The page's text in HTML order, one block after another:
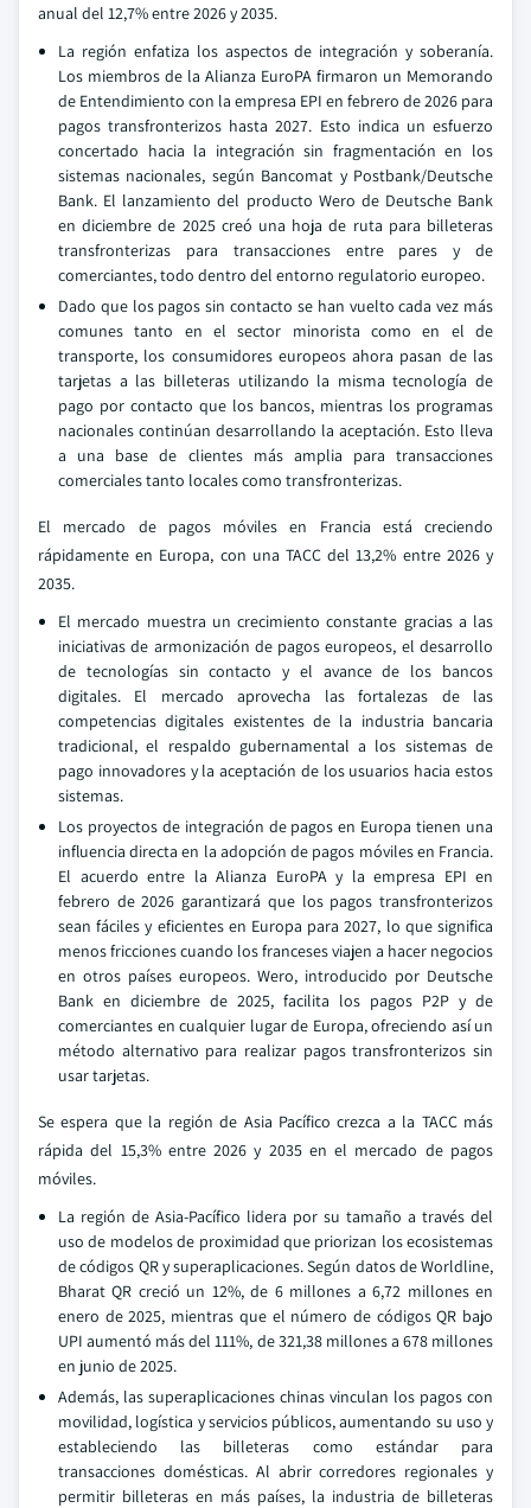
anual del 12,7% entre 2026 y 2035.
La región enfatiza los aspectos de integración y soberanía.
Los miembros de la Alianza EuroPA firmaron un Memorando
de Entendimiento con la empresa EPI en febrero de 2026 para
pagos transfronterizos hasta 2027. Esto indica un esfuerzo
concertado hacia la integración sin fragmentación en los
sistemas nacionales, según Bancomat y Postbank/Deutsche
Bank. El lanzamiento del producto Wero de Deutsche Bank
en diciembre de 2025 creó una hoja de ruta para billeteras
transfronterizas para transacciones entre pares y de
comerciantes, todo dentro del entorno regulatorio europeo.
Dado que los pagos sin contacto se han vuelto cada vez más
comunes tanto en el sector minorista como en el de
transporte, los consumidores europeos ahora pasan de las
tarjetas a las billeteras utilizando la misma tecnología de
pago por contacto que los bancos, mientras los programas
nacionales continúan desarrollando la aceptación. Esto lleva
a una base de clientes más amplia para transacciones
comerciales tanto locales como transfronterizas.
El mercado de pagos móviles en Francia está creciendo
rápidamente en Europa, con una TACC del 13,2% entre 2026 y
2035.
El mercado muestra un crecimiento constante gracias a las
iniciativas de armonización de pagos europeos, el desarrollo
de tecnologías sin contacto y el avance de los bancos
digitales. El mercado aprovecha las fortalezas de las
competencias digitales existentes de la industria bancaria
tradicional, el respaldo gubernamental a los sistemas de
pago innovadores y la aceptación de los usuarios hacia estos
sistemas.
Los proyectos de integración de pagos en Europa tienen una
influencia directa en la adopción de pagos móviles en Francia.
El acuerdo entre la Alianza EuroPA y la empresa EPI en
febrero de 2026 garantizará que los pagos transfronterizos
sean fáciles y eficientes en Europa para 2027, lo que significa
menos fricciones cuando los franceses viajen a hacer negocios
en otros países europeos. Wero, introducido por Deutsche
Bank en diciembre de 2025, facilita los pagos P2P y de
comerciantes en cualquier lugar de Europa, ofreciendo así un
método alternativo para realizar pagos transfronterizos sin
usar tarjetas.
Se espera que la región de Asia Pacífico crezca a la TACC más
rápida del 15,3% entre 2026 y 2035 en el mercado de pagos
móviles.
La región de Asia-Pacífico lidera por su tamaño a través del
uso de modelos de proximidad que priorizan los ecosistemas
de códigos QR y superaplicaciones. Según datos de Worldline,
Bharat QR creció un 12%, de 6 millones a 6,72 millones en
enero de 2025, mientras que el número de códigos QR bajo
UPI aumentó más del 111%, de 321,38 millones a 678 millones
en junio de 2025.
Además, las superaplicaciones chinas vinculan los pagos con
movilidad, logística y servicios públicos, aumentando su uso y
estableciendo las billeteras como estándar para
transacciones domésticas. Al abrir corredores regionales y
permitir billeteras en más países, la industria de billeteras